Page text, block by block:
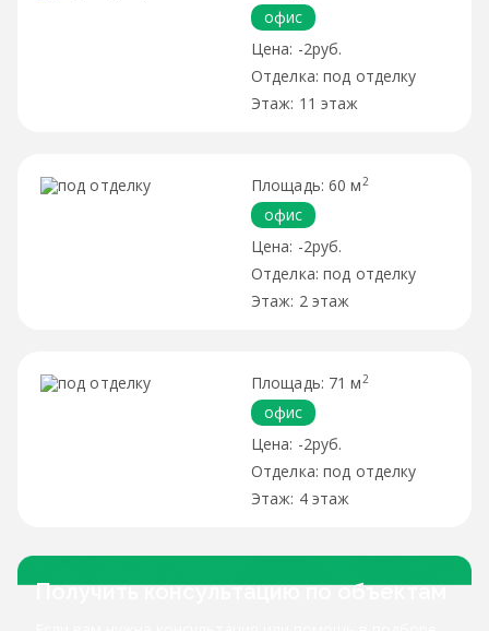
офис
-2руб.
под отделку
11 этаж
60 м 2
офис
-2руб.
под отделку
2 этаж
71 м 2
офис
-2руб.
под отделку
4 этаж
Получить консультацию по объектам